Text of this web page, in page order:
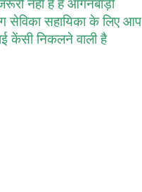
नहीं है है आंगनबाड़ी
सेविका सहायिका के लिए आप
केंसी निकलने वाली है